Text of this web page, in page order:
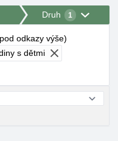
Druh 1
odkazy výše)
s dětmi